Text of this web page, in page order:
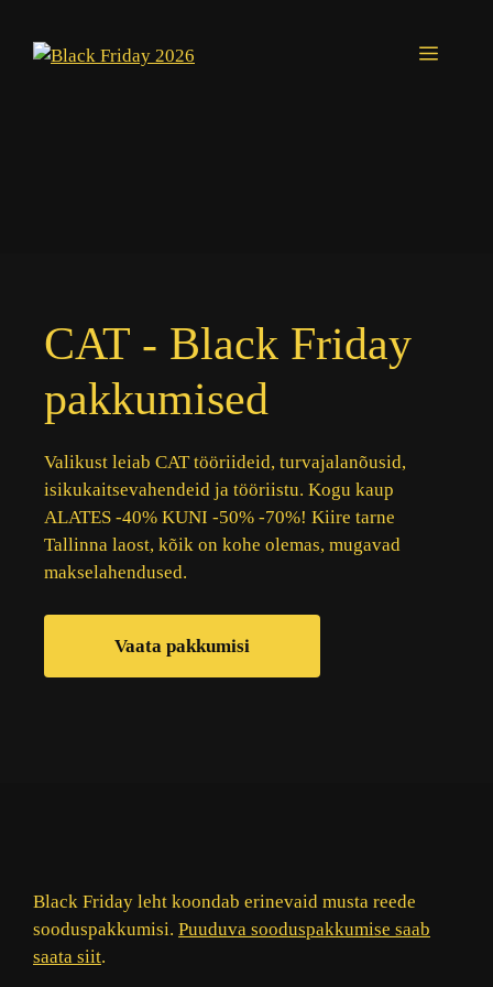
content
Menu
CAT - Black Friday
pakkumised
Valikust leiab CAT tööriideid, turvajalanõusid,
isikukaitsevahendeid ja tööriistu. Kogu kaup
ALATES -40% KUNI -50% -70%! Kiire tarne
Tallinna laost, kõik on kohe olemas, mugavad
makselahendused.
Vaata pakkumisi
Black Friday leht koondab erinevaid musta reede
sooduspakkumisi. Puuduva sooduspakkumise saab
saata siit.